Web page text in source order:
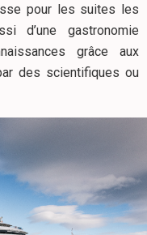
pour les suites les
d’une gastronomie
grâce aux
des scientifiques ou